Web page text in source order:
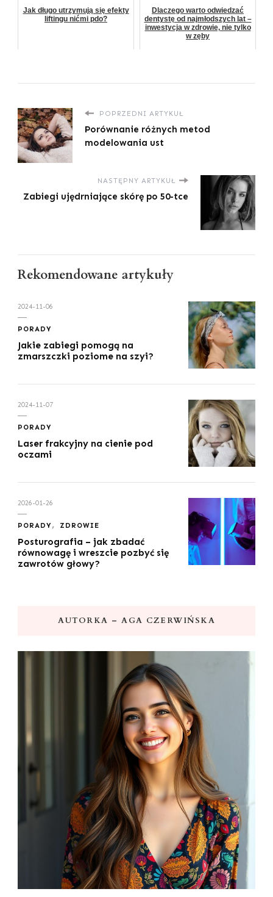
Jak długo utrzymują się efekty
liftingu nićmi pdo?
Dlaczego warto odwiedzać
dentystę od najmłodszych lat –
inwestycja w zdrowie, nie tylko
w zęby
POPRZEDNI ARTYKUŁ
Porównanie różnych metod
modelowania ust
NASTĘPNY ARTYKUŁ
Zabiegi ujędrniające skórę po 50-tce
Rekomendowane artykuły
2024-11-06
PORADY
Jakie zabiegi pomogą na
zmarszczki poziome na szyi?
2024-11-07
PORADY
Laser frakcyjny na cienie pod
oczami
2026-01-26
PORADY ZDROWIE
Posturografia – jak zbadać
równowagę i wreszcie pozbyć się
zawrotów głowy?
AUTORKA – AGA CZERWIŃSKA